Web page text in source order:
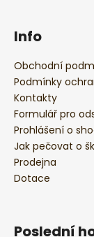
Info
Obchodní
Podmínky
Kontakty
Formulář pro
Prohlášení o
Jak pečovat o
Prodejna
Dotace
Poslední